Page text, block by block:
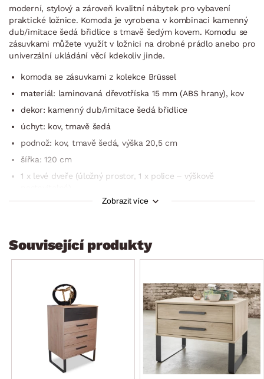
moderní, stylový a zároveň kvalitní nábytek pro vybavení
praktické ložnice. Komoda je vyrobena v kombinaci kamenný
dub/imitace šedá břidlice s tmavě šedým kovem. Komodu se
zásuvkami můžete využít v ložnici na drobné prádlo anebo pro
univerzální ukládání věcí kdekoliv jinde.
komoda se zásuvkami z kolekce Brüssel
materiál: laminovaná dřevotříska 15 mm (ABS hrany), kov
dekor: kamenný dub/imitace šedá břidlice
úchyt: kov, tmavě šedá
podnož: kov, tmavě šedá, výška 20,5 cm
šířka: 120 cm
1 x levé dveře (úložný prostor, 1 x police – výškově
4 x zásuvka (kovové boční pojezdy)
kvalitní zpracování
vyrobeno v Německu
Zobrazit více
Související produkty